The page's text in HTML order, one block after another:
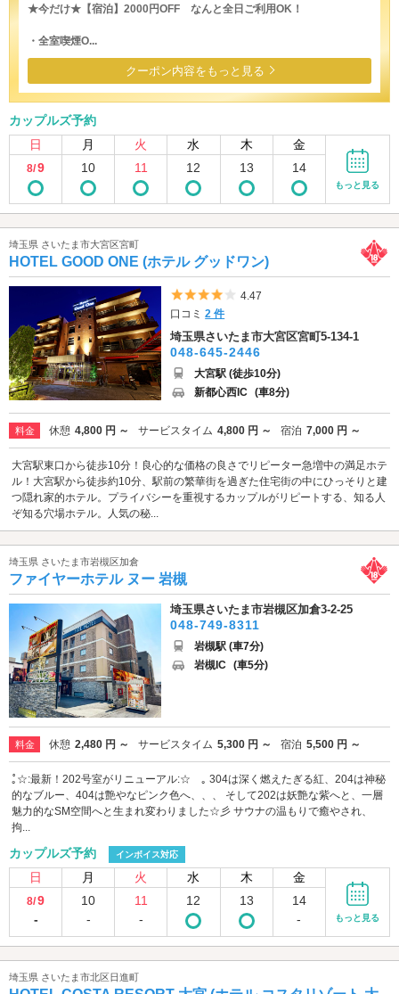
★今だけ★【宿泊】2000円OFF なんと全日ご利用OK！
・全室喫煙O...
クーポン内容をもっと見る
カップルズ予約
日
月 火 水 木 金
8/9 10 11 12 13 14
もっと見る
埼玉県 さいたま市大宮区宮町
HOTEL GOOD ONE (ホテル グッドワン)
5つ星のうち4
4.47
口コミ2 件
埼玉県さいたま市大宮区宮町5-134-1
048-645-2446
大宮駅 (徒歩10分)
新都心西IC (車8分)
料金 休憩 4,800 円 ～ サービスタイム 4,800 円 ～ 宿泊 7,000 円 ～
大宮駅東口から徒歩10分！良心的な価格の良さでリピーター急増中の満足ホテ
ル！大宮駅から徒歩約10分、駅前の繁華街を過ぎた住宅街の中にひっそりと建
つ隠れ家的ホテル。プライバシーを重視するカップルがリピートする、知る人
ぞ知る穴場ホテル。人気の秘...
埼玉県 さいたま市岩槻区加倉
ファイヤーホテル ヌー 岩槻
埼玉県さいたま市岩槻区加倉3-2-25
048-749-8311
岩槻駅 (車7分)
岩槻IC (車5分)
料金 休憩 2,480 円 ～ サービスタイム 5,300 円 ～ 宿泊 5,500 円 ～
｡゚☆:最新！202号室がリニューアル:☆゚｡ 304は深く燃えたぎる紅、204は神秘
的なブルー、404は艶やなピンク色へ、、、 そして202は妖艶な紫へと、一層
魅力的なSM空間へと生まれ変わりました☆彡 サウナの温もりで癒やされ、
拘...
カップルズ予約 インボイス対応
日 月 火 水 木 金
8/9
-
10
-
11
-
12 13
14
-
もっと見る
埼玉県 さいたま市北区日進町